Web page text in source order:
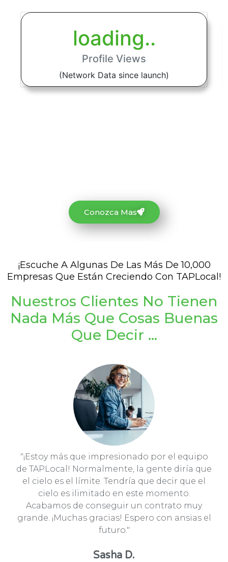
Conozca Mas
¡Escuche A Algunas De Las Más De 10,000
Empresas Que Están Creciendo Con TAPLocal!
Nuestros Clientes No Tienen
Nada Más Que Cosas Buenas
Que Decir ...
"¡Estoy más que impresionado por el equipo
de TAPLocal! Normalmente, la gente diría que
el cielo es el límite. Tendría que decir que el
cielo es ilimitado en este momento.
Acabamos de conseguir un contrato muy
grande. ¡Muchas gracias! Espero con ansias el
futuro."
Sasha D.